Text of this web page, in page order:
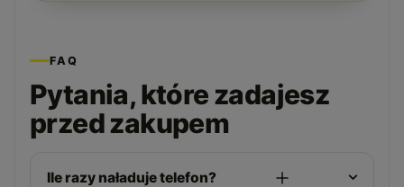
FAQ
Pytania, które zadajesz
przed zakupem
Ile razy naładuje telefon?